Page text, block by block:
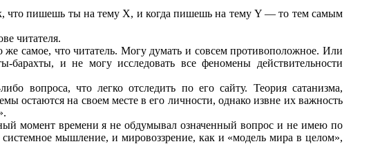
что пишешь ты на тему X, и когда пишешь на тему Y — то тем самым
читателя.
самое, что читатель. Могу думать и совсем противоположное. Или
и не могу исследовать все феномены действительности
вопроса, что легко отследить по его сайту. Теория сатанизма,
остаются на своем месте в его личности, однако извне их важность
момент времени я не обдумывал означенный вопрос и не имею по
мышление, и мировоззрение, как и «модель мира в целом»,